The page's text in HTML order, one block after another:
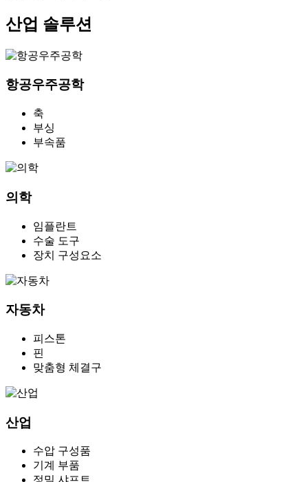
산업 솔루션
항공우주공학
축
부싱
부속품
의학
임플란트
수술 도구
장치 구성요소
자동차
피스톤
핀
맞춤형 체결구
산업
수압 구성품
기계 부품